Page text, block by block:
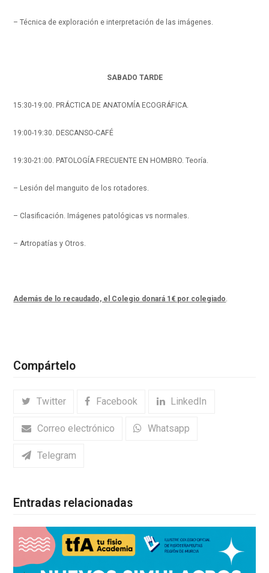
– Técnica de exploración e interpretación de las imágenes.
SABADO TARDE
15:30-19:00. PRÁCTICA DE ANATOMÍA ECOGRÁFICA.
19:00-19:30. DESCANSO-CAFÉ
19:30-21:00. PATOLOGÍA FRECUENTE EN HOMBRO. Teoría.
– Lesión del manguito de los rotadores.
– Clasificación. Imágenes patológicas vs normales.
– Artropatías y Otros.
Además de lo recaudado, el Colegio donará 1€ por colegiado
Compártelo
Twitter Facebook LinkedIn
Correo electrónico Whatsapp
Telegram
Entradas relacionadas